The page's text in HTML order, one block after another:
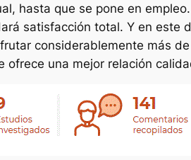
hasta que se pone en
satisfacción total. Y en este
considerablemente más
ofrece una mejor relación